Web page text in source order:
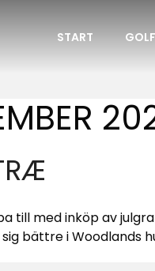
START GOLF
till med inköp av
bättre i